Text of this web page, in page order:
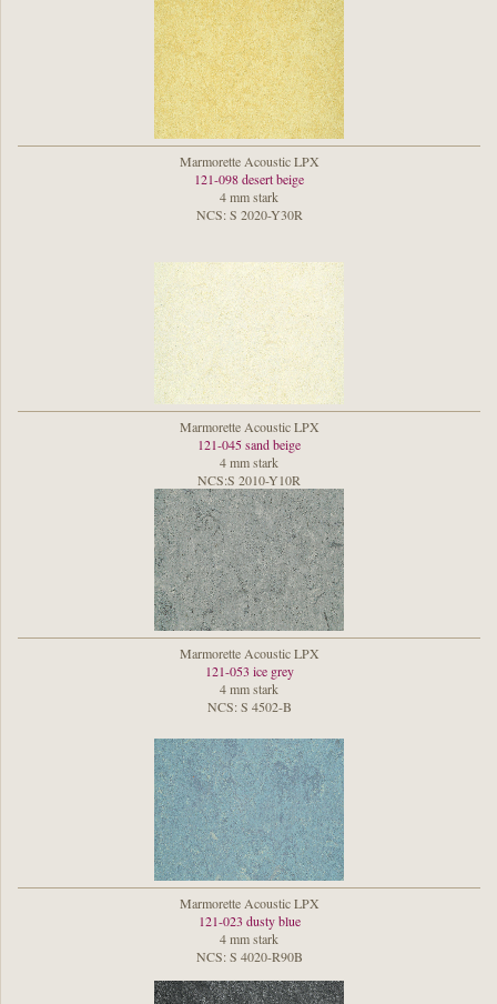
Marmorette Acoustic LPX
121-098 desert beige
4 mm stark
NCS: S 2020-Y30R
Marmorette Acoustic LPX
121-045 sand beige
4 mm stark
NCS:S 2010-Y10R
Marmorette Acoustic LPX
121-053 ice grey
4 mm stark
NCS: S 4502-B
Marmorette Acoustic LPX
121-023 dusty blue
4 mm stark
NCS: S 4020-R90B